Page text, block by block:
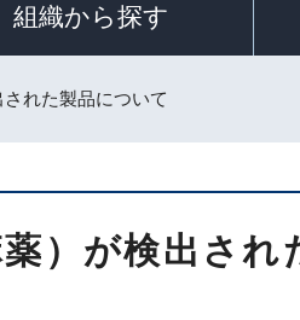
組織から探す
れた製品について
）が検出され